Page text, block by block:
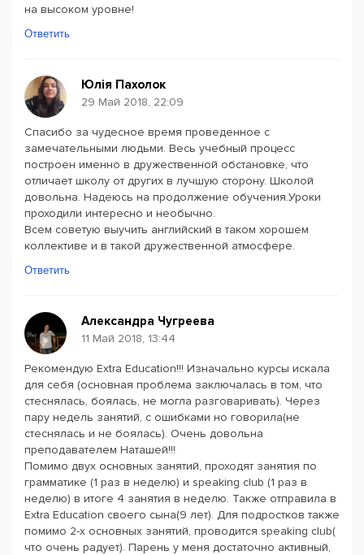
на высоком уровне!
Ответить
Юлія Пахолок
29 Май 2018, 22:09
Спасибо за чудесное время проведенное с
замечательными людьми. Весь учебный процесс
построен именно в дружественной обстановке, что
отличает школу от других в лучшую сторону. Школой
довольна. Надеюсь на продолжение обучения.Уроки
проходили интересно и необычно.
Всем советую выучить английский в таком хорошем
коллективе и в такой дружественной атмосфере.
Ответить
Александра Чугреева
11 Май 2018, 13:44
Рекомендую Extra Education!!! Изначально курсы искала
для себя (основная проблема заключалась в том, что
стеснялась, боялась, не могла разговаривать). Через
пару недель занятий, с ошибками но говорила(не
стеснялась и не боялась). Очень довольна
преподавателем Наташей!!!
Помимо двух основных занятий, проходят занятия по
грамматике (1 раз в неделю) и speaking club (1 раз в
неделю) в итоге 4 занятия в неделю. Также отправила в
Extra Education своего сына(9 лет). Для подростков также
помимо 2-х основных занятий, проводится speaking club(
что очень радует). Парень у меня достаточно активный,